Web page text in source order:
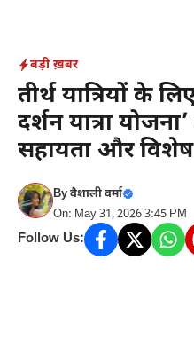
content
बड़ी ख़बर
तीर्थ यात्रियों के
दर्शन यात्रा
सहायता और
Byवैशाली वर्मा
On: May 31, 2026 3:45 PM
Follow Us: